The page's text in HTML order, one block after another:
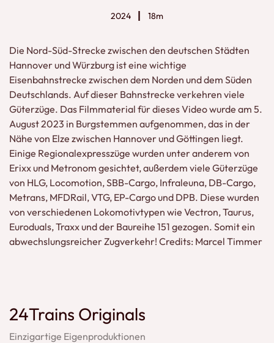
2024 18m
Die Nord-Süd-Strecke zwischen den deutschen Städten
Hannover und Würzburg ist eine wichtige
Eisenbahnstrecke zwischen dem Norden und dem Süden
Deutschlands. Auf dieser Bahnstrecke verkehren viele
Güterzüge. Das Filmmaterial für dieses Video wurde am 5.
August 2023 in Burgstemmen aufgenommen, das in der
Nähe von Elze zwischen Hannover und Göttingen liegt.
Einige Regionalexpresszüge wurden unter anderem von
Erixx und Metronom gesichtet, außerdem viele Güterzüge
von HLG, Locomotion, SBB-Cargo, Infraleuna, DB-Cargo,
Metrans, MFDRail, VTG, EP-Cargo und DPB. Diese wurden
von verschiedenen Lokomotivtypen wie Vectron, Taurus,
Euroduals, Traxx und der Baureihe 151 gezogen. Somit ein
abwechslungsreicher Zugverkehr! Credits: Marcel Timmer
24Trains Originals
Einzigartige Eigenproduktionen